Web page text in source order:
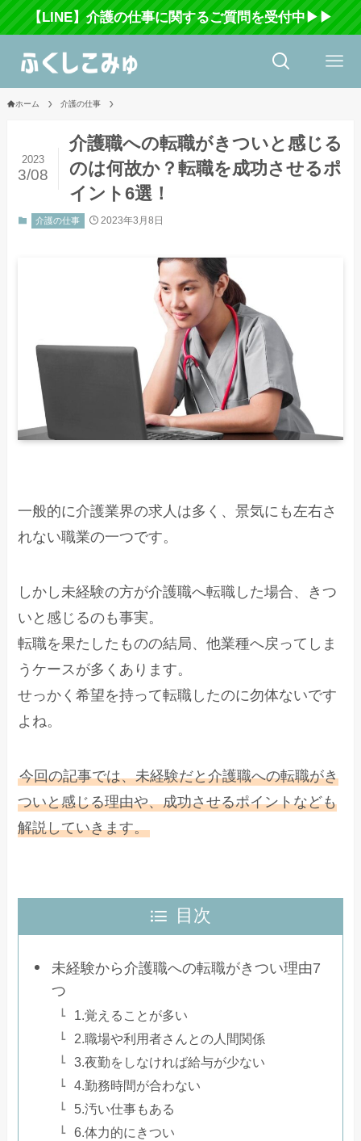
【LINE】介護の仕事に関するご質問を受付中▶▶
ホーム 介護の仕事
介護職への転職がきついと感じる
のは何故か？転職を成功させるポ
イント6選！
2023
3/08
介護の仕事 2023年3月8日
一般的に介護業界の求人は多く、景気にも左右さ
れない職業の一つです。
しかし未経験の方が介護職へ転職した場合、きつ
いと感じるのも事実。
転職を果たしたものの結局、他業種へ戻ってしま
うケースが多くあります。
せっかく希望を持って転職したのに勿体ないです
よね。
今回の記事では、未経験だと介護職への転職がき
ついと感じる理由や、成功させるポイントなども
解説していきます。
目次
未経験から介護職への転職がきつい理由7
つ
1.覚えることが多い
2.職場や利用者さんとの人間関係
3.夜勤をしなければ給与が少ない
4.勤務時間が合わない
5.汚い仕事もある
6.体力的にきつい